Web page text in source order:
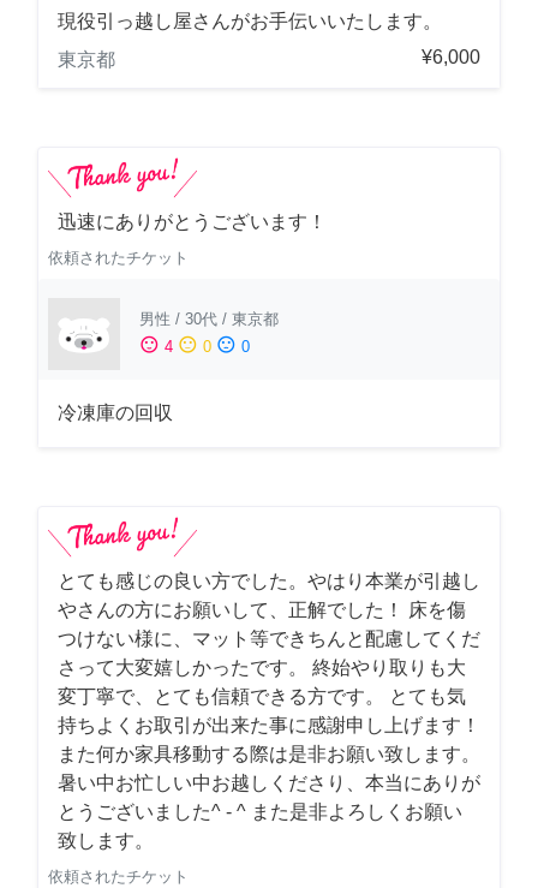
現役引っ越し屋さんがお手伝いいたします。
東京都
¥6,000
迅速にありがとうございます！
依頼されたチケット
男性 / 30代 / 東京都
sentiment_satisfied 4 sentiment_neutral 0 sentiment_dissatisfied 0
冷凍庫の回収
とても感じの良い方でした。やはり本業が引越し
やさんの方にお願いして、正解でした！ 床を傷
つけない様に、マット等できちんと配慮してくだ
さって大変嬉しかったです。 終始やり取りも大
変丁寧で、とても信頼できる方です。 とても気
持ちよくお取引が出来た事に感謝申し上げます！
また何か家具移動する際は是非お願い致します。
暑い中お忙しい中お越しくださり、本当にありが
とうございました^ - ^ また是非よろしくお願い
致します。
依頼されたチケット